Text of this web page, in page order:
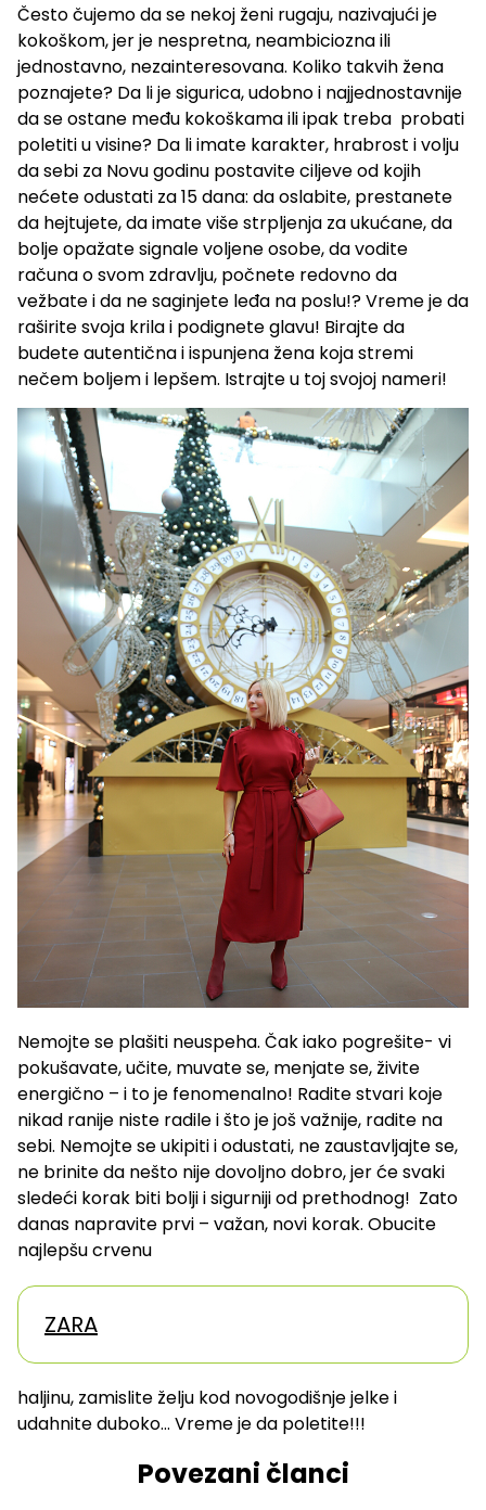
Često čujemo da se nekoj ženi rugaju, nazivajući je
kokoškom, jer je nespretna, neambiciozna ili
jednostavno, nezainteresovana. Koliko takvih žena
poznajete? Da li je sigurica, udobno i najjednostavnije
da se ostane među kokoškama ili ipak treba probati
poletiti u visine? Da li imate karakter, hrabrost i volju
da sebi za Novu godinu postavite ciljeve od kojih
nećete odustati za 15 dana: da oslabite, prestanete
da hejtujete, da imate više strpljenja za ukućane, da
bolje opažate signale voljene osobe, da vodite
računa o svom zdravlju, počnete redovno da
vežbate i da ne saginjete leđa na poslu!? Vreme je da
raširite svoja krila i podignete glavu! Birajte da
budete autentična i ispunjena žena koja stremi
nečem boljem i lepšem. Istrajte u toj svojoj nameri!
Nemojte se plašiti neuspeha. Čak iako pogrešite- vi
pokušavate, učite, muvate se, menjate se, živite
energično – i to je fenomenalno! Radite stvari koje
nikad ranije niste radile i što je još važnije, radite na
sebi. Nemojte se ukipiti i odustati, ne zaustavljajte se,
ne brinite da nešto nije dovoljno dobro, jer će svaki
sledeći korak biti bolji i sigurniji od prethodnog! Zato
danas napravite prvi – važan, novi korak. Obucite
najlepšu crvenu
ZARA
haljinu, zamislite želju kod novogodišnje jelke i
udahnite duboko… Vreme je da poletite!!!
Povezani članci